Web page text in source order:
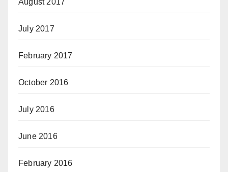
July 2017
February 2017
October 2016
July 2016
June 2016
February 2016